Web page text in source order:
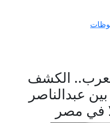
الكشف
عبدالناصر
في مصر